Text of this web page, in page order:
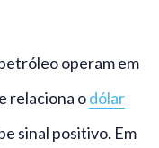
operam em
relaciona odólar
sinal positivo. Em